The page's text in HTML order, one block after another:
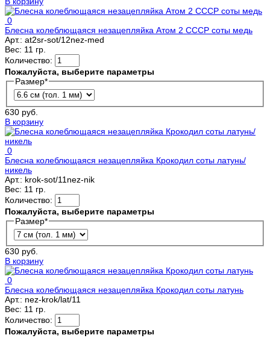
0
Блесна колеблющаяся незацепляйка Атом 2 СССР соты медь
Арт.: at2sr-sot/12nez-med
Вес: 11 гр.
Количество:
Пожалуйста, выберите параметры
Размер*
630 руб.
В корзину
0
Блесна колеблющаяся незацепляйка Крокодил соты латунь/
никель
Арт.: krok-sot/11nez-nik
Вес: 11 гр.
Количество:
Пожалуйста, выберите параметры
Размер*
630 руб.
В корзину
0
Блесна колеблющаяся незацепляйка Крокодил соты латунь
Арт.: nez-krok/lat/11
Вес: 11 гр.
Количество:
Пожалуйста, выберите параметры